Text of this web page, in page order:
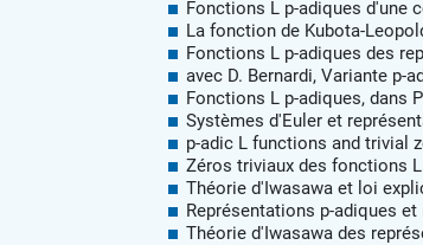
Fonctions L p-adiques d'une
La fonction de Kubota-
Fonctions L p-adiques des
avec D. Bernardi, Variante p-
Fonctions L p-adiques, dans
Systèmes d'Euler et
p-adic L functions and trivial
Zéros triviaux des fonctions
Théorie d'Iwasawa et loi
Représentations p-adiques
Théorie d'Iwasawa des